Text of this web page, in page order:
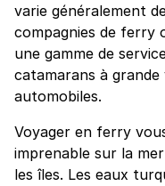
varie généralement
compagnies de ferry
une gamme de
catamarans à
automobiles.
Voyager en ferry
imprenable sur la
les îles. Les eaux